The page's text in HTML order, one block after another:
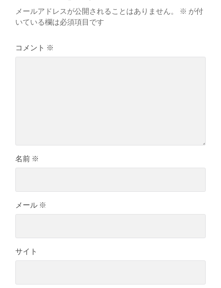
メールアドレスが公開されることはありません。 ※ が付
いている欄は必須項目です
コメント ※
名前 ※
メール ※
サイト